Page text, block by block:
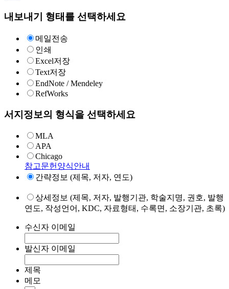
내보내기 형태를 선택하세요
메일전송
인쇄
Excel저장
Text저장
EndNote / Mendeley
RefWorks
서지정보의 형식을 선택하세요
MLA
APA
Chicago
참고문헌양식안내
간략정보 (제목, 저자, 연도)
상세정보 (제목, 저자, 발행기관, 학술지명, 권호, 발행
연도, 작성언어, KDC, 자료형태, 수록면, 소장기관, 초록)
수신자 이메일
발신자 이메일
제목
메모